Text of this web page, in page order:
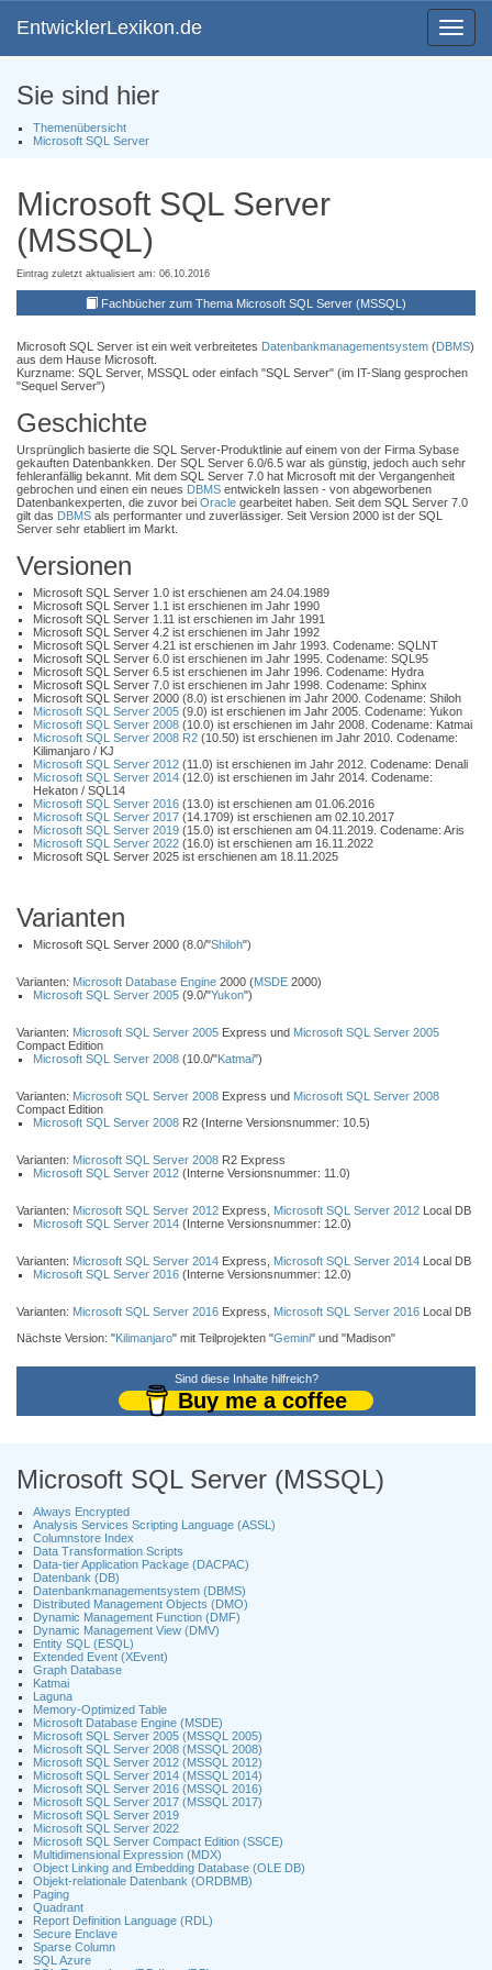
Toggle
EntwicklerLexikon.de
Sie sind hier
Themenübersicht
Microsoft SQL Server
Microsoft SQL Server
(MSSQL)
Eintrag zuletzt aktualisiert am: 06.10.2016
Fachbücher zum Thema Microsoft SQL Server (MSSQL)
Microsoft SQL Server ist ein weit verbreitetes Datenbankmanagementsystem (DBMS)
aus dem Hause Microsoft.
Kurzname: SQL Server, MSSQL oder einfach "SQL Server" (im IT-Slang gesprochen
"Sequel Server")
Geschichte
Ursprünglich basierte die SQL Server-Produktlinie auf einem von der Firma Sybase
gekauften Datenbankken. Der SQL Server 6.0/6.5 war als günstig, jedoch auch sehr
fehleranfällig bekannt. Mit dem SQL Server 7.0 hat Microsoft mit der Vergangenheit
gebrochen und einen ein neues DBMS entwickeln lassen - von abgeworbenen
Datenbankexperten, die zuvor bei Oracle gearbeitet haben. Seit dem SQL Server 7.0
gilt das DBMS als performanter und zuverlässiger. Seit Version 2000 ist der SQL
Server sehr etabliert im Markt.
Versionen
Microsoft SQL Server 1.0 ist erschienen am 24.04.1989
Microsoft SQL Server 1.1 ist erschienen im Jahr 1990
Microsoft SQL Server 1.11 ist erschienen im Jahr 1991
Microsoft SQL Server 4.2 ist erschienen im Jahr 1992
Microsoft SQL Server 4.21 ist erschienen im Jahr 1993. Codename: SQLNT
Microsoft SQL Server 6.0 ist erschienen im Jahr 1995. Codename: SQL95
Microsoft SQL Server 6.5 ist erschienen im Jahr 1996. Codename: Hydra
Microsoft SQL Server 7.0 ist erschienen im Jahr 1998. Codename: Sphinx
Microsoft SQL Server 2000 (8.0) ist erschienen im Jahr 2000. Codename: Shiloh
Microsoft SQL Server 2005 (9.0) ist erschienen im Jahr 2005. Codename: Yukon
Microsoft SQL Server 2008 (10.0) ist erschienen im Jahr 2008. Codename: Katmai
Microsoft SQL Server 2008 R2 (10.50) ist erschienen im Jahr 2010. Codename:
Kilimanjaro / KJ
Microsoft SQL Server 2012 (11.0) ist erschienen im Jahr 2012. Codename: Denali
Microsoft SQL Server 2014 (12.0) ist erschienen im Jahr 2014. Codename:
Hekaton / SQL14
Microsoft SQL Server 2016 (13.0) ist erschienen am 01.06.2016
Microsoft SQL Server 2017 (14.1709) ist erschienen am 02.10.2017
Microsoft SQL Server 2019 (15.0) ist erschienen am 04.11.2019. Codename: Aris
Microsoft SQL Server 2022 (16.0) ist erschienen am 16.11.2022
Microsoft SQL Server 2025 ist erschienen am 18.11.2025
Varianten
Microsoft SQL Server 2000 (8.0/"Shiloh")
Varianten: Microsoft Database Engine 2000 (MSDE 2000)
Microsoft SQL Server 2005 (9.0/"Yukon")
Varianten: Microsoft SQL Server 2005 Express und Microsoft SQL Server 2005
Compact Edition
Microsoft SQL Server 2008 (10.0/"Katmai")
Varianten: Microsoft SQL Server 2008 Express und Microsoft SQL Server 2008
Compact Edition
Microsoft SQL Server 2008 R2 (Interne Versionsnummer: 10.5)
Varianten: Microsoft SQL Server 2008 R2 Express
Microsoft SQL Server 2012 (Interne Versionsnummer: 11.0)
Varianten: Microsoft SQL Server 2012 Express, Microsoft SQL Server 2012 Local DB
Microsoft SQL Server 2014 (Interne Versionsnummer: 12.0)
Varianten: Microsoft SQL Server 2014 Express, Microsoft SQL Server 2014 Local DB
Microsoft SQL Server 2016 (Interne Versionsnummer: 12.0)
Varianten: Microsoft SQL Server 2016 Express, Microsoft SQL Server 2016 Local DB
Nächste Version: "Kilimanjaro" mit Teilprojekten "Gemini" und "Madison"
Sind diese Inhalte hilfreich?
Buy me a coffee
Microsoft SQL Server (MSSQL)
Always Encrypted
Analysis Services Scripting Language (ASSL)
Columnstore Index
Data Transformation Scripts
Data-tier Application Package (DACPAC)
Datenbank (DB)
Datenbankmanagementsystem (DBMS)
Distributed Management Objects (DMO)
Dynamic Management Function (DMF)
Dynamic Management View (DMV)
Entity SQL (ESQL)
Extended Event (XEvent)
Graph Database
Katmai
Laguna
Memory-Optimized Table
Microsoft Database Engine (MSDE)
Microsoft SQL Server 2005 (MSSQL 2005)
Microsoft SQL Server 2008 (MSSQL 2008)
Microsoft SQL Server 2012 (MSSQL 2012)
Microsoft SQL Server 2014 (MSSQL 2014)
Microsoft SQL Server 2016 (MSSQL 2016)
Microsoft SQL Server 2017 (MSSQL 2017)
Microsoft SQL Server 2019
Microsoft SQL Server 2022
Microsoft SQL Server Compact Edition (SSCE)
Multidimensional Expression (MDX)
Object Linking and Embedding Database (OLE DB)
Objekt-relationale Datenbank (ORDBMB)
Paging
Quadrant
Report Definition Language (RDL)
Secure Enclave
Sparse Column
SQL Azure